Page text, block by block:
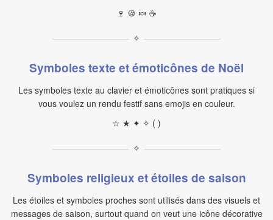
🍷 🍪 🍬 ☕
✧
Symboles texte et émoticônes de Noël
Les symboles texte au clavier et émoticônes sont pratiques si
vous voulez un rendu festif sans emojis en couleur.
☆ ★ ✦ ✧ ( )
✧
Symboles religieux et étoiles de saison
Les étoiles et symboles proches sont utilisés dans des visuels et
messages de saison, surtout quand on veut une icône décorative